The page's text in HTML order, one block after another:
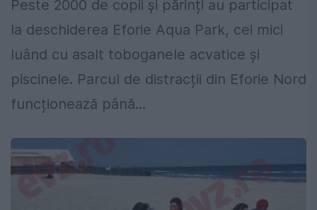
Peste 2000 de copii și părinți au participat
la deschiderea Eforie Aqua Park, cei mici
luând cu asalt toboganele acvatice și
piscinele. Parcul de distracții din Eforie Nord
funcționează până...